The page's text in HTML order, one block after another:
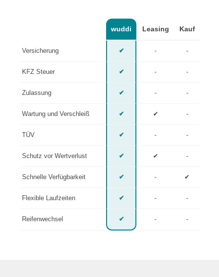
wuddi Leasing Kauf
Versicherung ✔ - -
KFZ Steuer ✔ - -
Zulassung ✔ - -
Wartung und Verschleiß ✔ ✔ -
TÜV ✔ - -
Schutz vor Wertverlust ✔ ✔ -
Schnelle Verfügbarkeit ✔ - ✔
Flexible Laufzeiten ✔ - -
Reifenwechsel ✔ - -